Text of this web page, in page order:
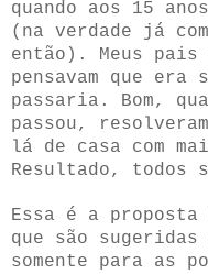
quando aos 15
(na verdade já
então). Meus pais
pensavam que
passaria. Bom,
passou,
lá de casa com
Resultado, todos
Essa é a
que são
somente para as